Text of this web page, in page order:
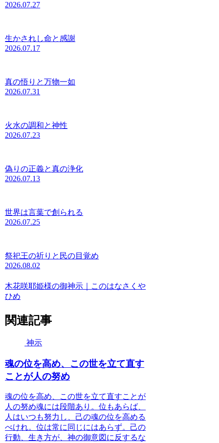
2026.07.27
生かされし命と感謝
2026.07.17
真の悟りと万物一如
2026.07.31
火水の調和と神性
2026.07.23
偽りの正義と真の浄化
2026.07.13
世界は言葉で創られる
2026.07.25
祭祀王の祈りと民の目覚め
2026.08.02
木花咲耶姫様の御神示｜このはなさくや
ひめ
関連記事
神示
魂の位を高め、この世を立て直す
ことが人の努め
魂の位を高め、この世を立て直すことが
人の努め魂には段階あり。位もあらば、
人はいつも努力し、己の魂の位を高める
べけれ。位は常に同じにはあらず。己の
行動、生き方が、神の御意図に反するな